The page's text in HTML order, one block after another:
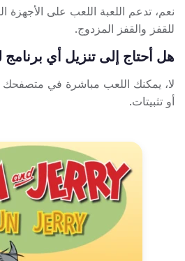
نعم، تدعم اللعبة اللعب على
للقفز والقفز المزدوج.
هل أحتاج إلى تنزيل أي برنامج
لا، يمكنك اللعب مباشرة في متصفحك
أو تثبيتات.